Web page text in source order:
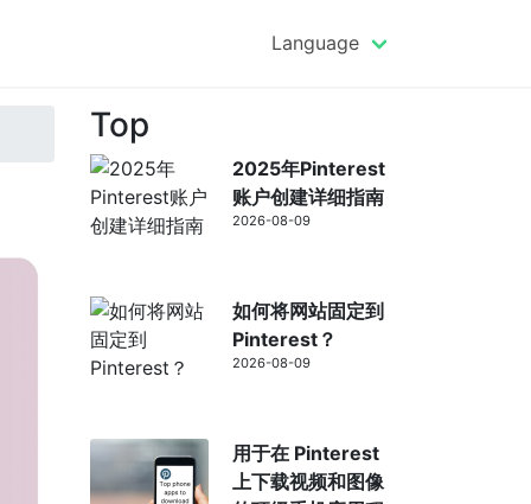
Language
Top
2025年Pinterest
账户创建详细指南
2026-08-09
如何将网站固定到
Pinterest？
2026-08-09
用于在 Pinterest
上下载视频和图像